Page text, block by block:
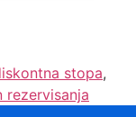
stopa,
rezervisanja